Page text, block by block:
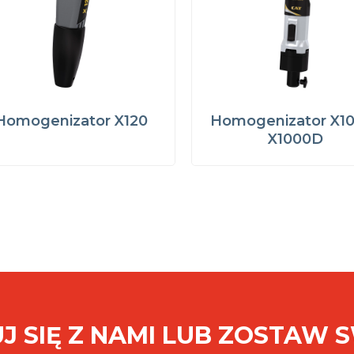
X120
Homogenizator
X1000D
SIĘ Z NAMI LUB ZOSTAW